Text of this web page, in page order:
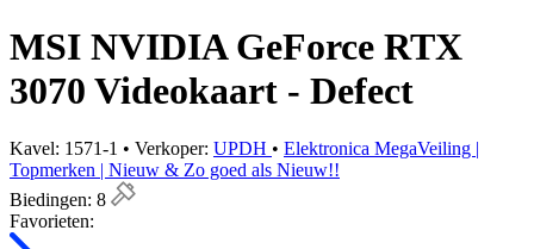
MSI NVIDIA GeForce RTX
3070 Videokaart - Defect
Kavel: 1571-1 • Verkoper: UPDH • Elektronica MegaVeiling |
Topmerken | Nieuw & Zo goed als Nieuw!!
Biedingen: 8
Favorieten: